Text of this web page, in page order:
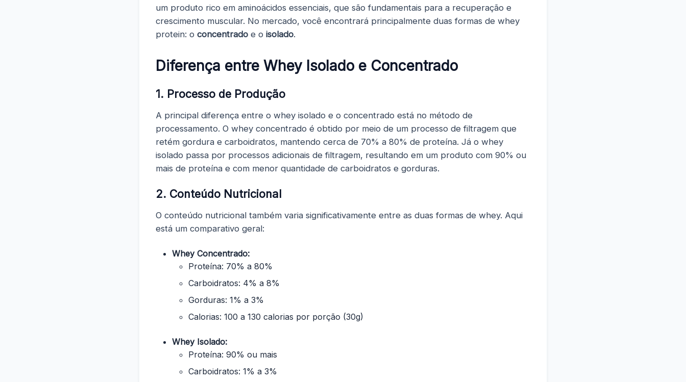
um produto rico em aminoácidos essenciais, que são fundamentais para a recuperação e
crescimento muscular. No mercado, você encontrará principalmente duas formas de whey
protein: o concentrado e o isolado.
Diferença entre Whey Isolado e Concentrado
1. Processo de Produção
A principal diferença entre o whey isolado e o concentrado está no método de
processamento. O whey concentrado é obtido por meio de um processo de filtragem que
retém gordura e carboidratos, mantendo cerca de 70% a 80% de proteína. Já o whey
isolado passa por processos adicionais de filtragem, resultando em um produto com 90% ou
mais de proteína e com menor quantidade de carboidratos e gorduras.
2. Conteúdo Nutricional
O conteúdo nutricional também varia significativamente entre as duas formas de whey. Aqui
está um comparativo geral:
Whey Concentrado:
Proteína: 70% a 80%
Carboidratos: 4% a 8%
Gorduras: 1% a 3%
Calorias: 100 a 130 calorias por porção (30g)
Whey Isolado:
Proteína: 90% ou mais
Carboidratos: 1% a 3%